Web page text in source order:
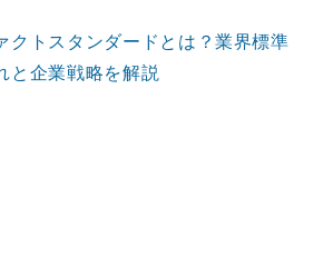
クトスタンダードとは？業界標準
と企業戦略を解説